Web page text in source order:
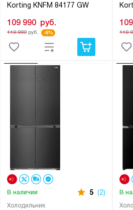
Korting KNFM 84177 GW
109 990 руб.
119 990руб. -8% 119
Холодильник
В наличии 5 (2) В